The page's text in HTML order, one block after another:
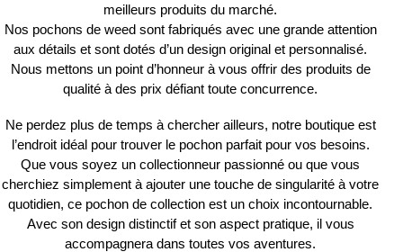
meilleurs produits du marché.
Nos pochons de weedsont fabriqués avec une grande attention
aux détails et sont dotés d’un designoriginal et personnalisé.
Nous mettons un point d’honneur à vous offrir des produits de
qualité à des prix défiant toute concurrence.
Ne perdez plus de temps à chercher ailleurs, notre boutique est
l’endroit idéalpour trouver le pochon parfait pour vos besoins.
Que vous soyez uncollectionneur passionné ou que vous
cherchiez simplement àajouter une touche de singularité à votre
quotidien,ce pochon de collection est un choix incontournable.
Avec son design distinctif et son aspect pratique, il vous
accompagnera dans toutes vos aventures.